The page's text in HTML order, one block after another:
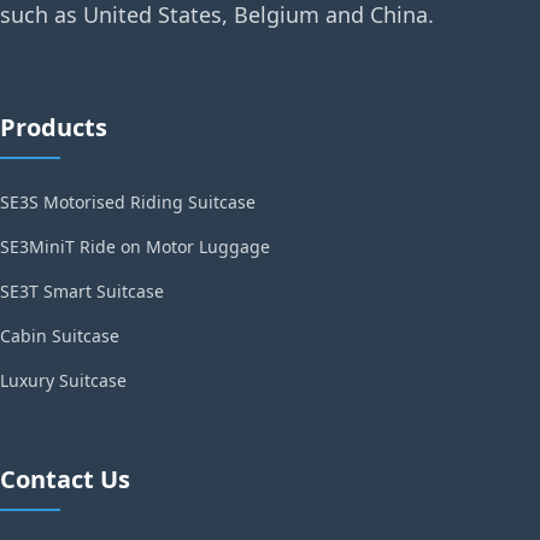
such as United States, Belgium and China.
Products
SE3S Motorised Riding Suitcase
SE3MiniT Ride on Motor Luggage
SE3T Smart Suitcase
Cabin Suitcase
Luxury Suitcase
Contact Us